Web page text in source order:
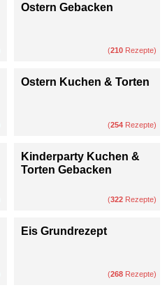
Ostern Gebacken
(210 Rezepte)
Ostern Kuchen & Torten
(254 Rezepte)
Kinderparty Kuchen &
Torten Gebacken
(322 Rezepte)
Eis Grundrezept
(268 Rezepte)